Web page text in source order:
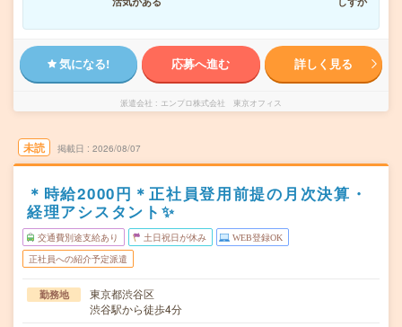
気になる! 応募へ進む 詳しく見る
派遣会社 エンプロ株式会社 東京オフィス
未読 掲載日 2026/08/07
＊時給2000円＊正社員登用前提の月次決算・
経理アシスタント✨
交通費別途支給あり 土日祝日が休み WEB登録OK
正社員への紹介予定派遣
勤務地
東京都渋谷区
渋谷駅から徒歩4分